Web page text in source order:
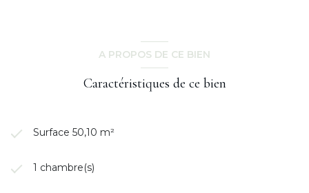
A PROPOS DE CE BIEN
Caractéristiques de ce bien
Surface 50,10 m²
1 chambre(s)